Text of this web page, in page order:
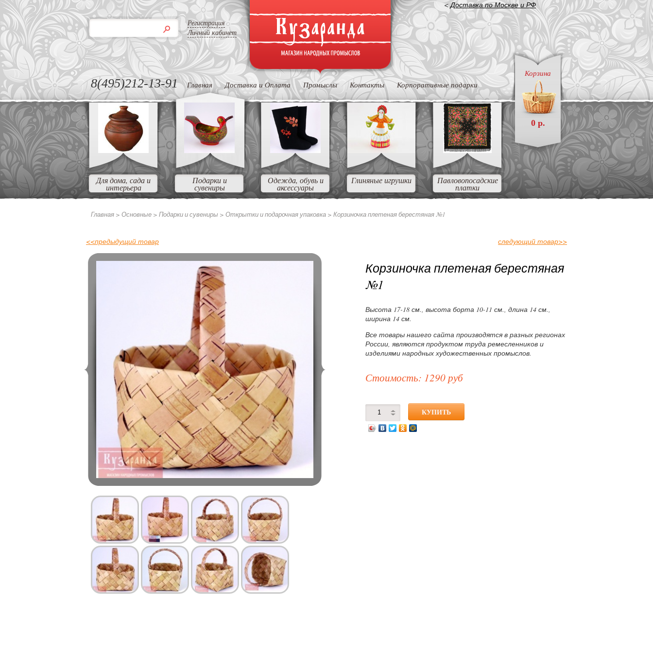
Регистрация
Личный кабинет
<Доставка по Москве и РФ
Корзина
0 р.
8(495)212-13-91 Главная Доставка и Оплата Промыслы Контакты Корпоративные подарки
Для дома, сада и
интерьера
Подарки и
сувениры
Одежда, обувь и
аксессуары
Глиняные игрушки Павловопосадские
платки
Главная > Основные > Подарки и сувениры > Открытки и подарочная упаковка > Корзиночка плетеная берестяная №1
<<предыдущий товар следующий товар>>
Корзиночка плетеная берестяная
№1
Высота 17-18 см., высота борта 10-11 см., длина 14 см.,
ширина 14 см.
Все товары нашего сайта производятся в разных регионах
России, являются продуктом труда ремесленников и
изделиями народных художественных промыслов.
Стоимость: 1290 руб